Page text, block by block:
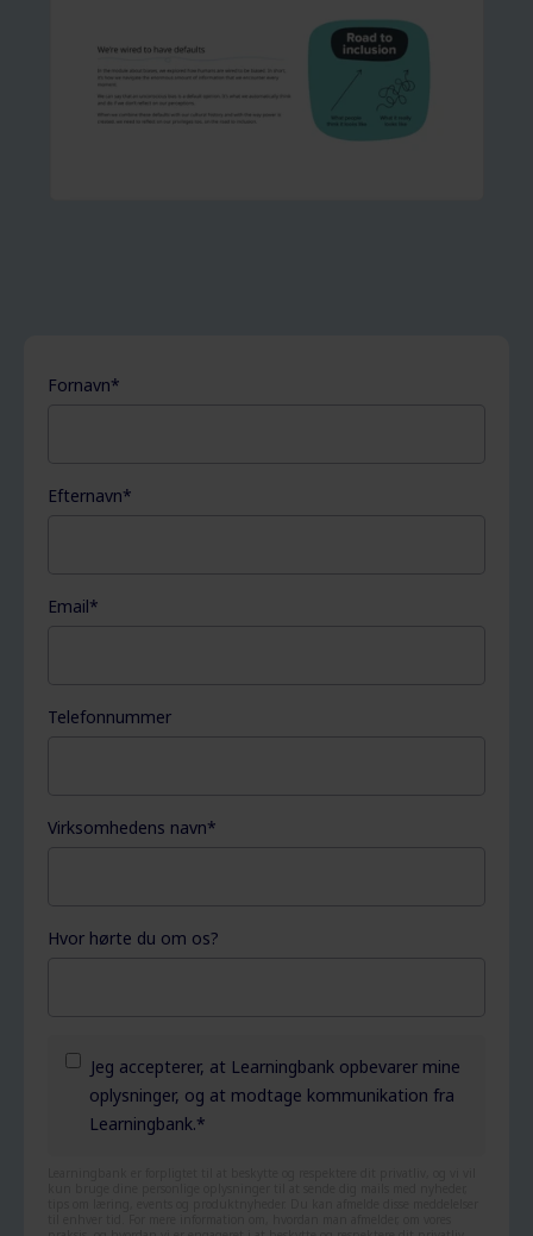
Fornavn*
Efternavn*
Email*
Telefonnummer
Virksomhedens navn*
Hvor hørte du om os?
Jeg accepterer, at Learningbank opbevarer mine
oplysninger, og at modtage kommunikation fra
Learningbank.*